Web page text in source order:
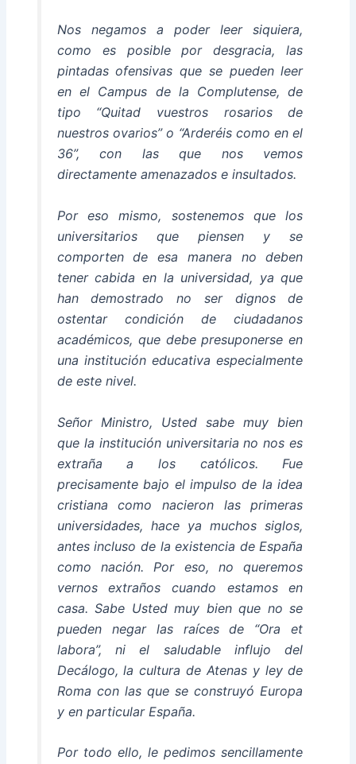
Nos negamos a poder leer siquiera,
como es posible por desgracia, las
pintadas ofensivas que se pueden leer
en el Campus de la Complutense, de
tipo “Quitad vuestros rosarios de
nuestros ovarios” o “Arderéis como en el
36”, con las que nos vemos
directamente amenazados e insultados.
Por eso mismo, sostenemos que los
universitarios que piensen y se
comporten de esa manera no deben
tener cabida en la universidad, ya que
han demostrado no ser dignos de
ostentar condición de ciudadanos
académicos, que debe presuponerse en
una institución educativa especialmente
de este nivel.
Señor Ministro, Usted sabe muy bien
que la institución universitaria no nos es
extraña a los católicos. Fue
precisamente bajo el impulso de la idea
cristiana como nacieron las primeras
universidades, hace ya muchos siglos,
antes incluso de la existencia de España
como nación. Por eso, no queremos
vernos extraños cuando estamos en
casa. Sabe Usted muy bien que no se
pueden negar las raíces de “Ora et
labora”, ni el saludable influjo del
Decálogo, la cultura de Atenas y ley de
Roma con las que se construyó Europa
y en particular España.
Por todo ello, le pedimos sencillamente